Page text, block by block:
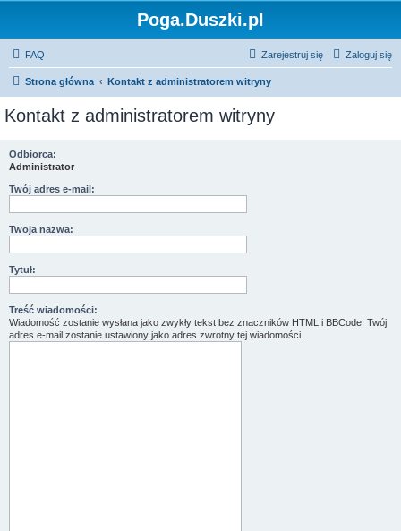
Poga.Duszki.pl
FAQ Zaloguj się
Zarejestruj się
Strona główna Kontakt z administratorem witryny
Kontakt z administratorem witryny
Odbiorca:
Administrator
Twój adres e-mail:
Twoja nazwa:
Tytuł:
Treść wiadomości:
Wiadomość zostanie wysłana jako zwykły tekst bez znaczników HTML i BBCode. Twój
adres e-mail zostanie ustawiony jako adres zwrotny tej wiadomości.